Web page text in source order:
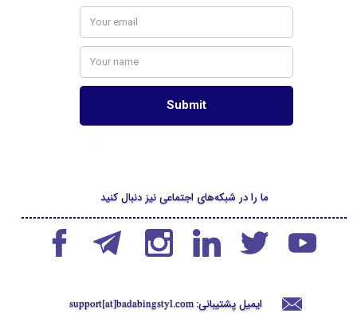
ایمیل پشتیبانی: support[at]badabingstyl.com
ما را در شبکه‌های اجتماعی نیز دنبال کنید